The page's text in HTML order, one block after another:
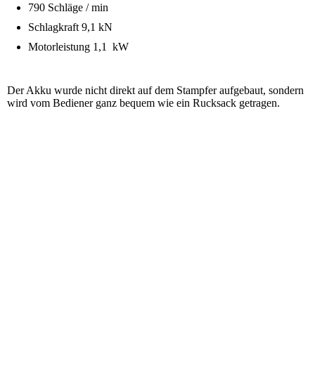
790 Schläge / min
Schlagkraft 9,1 kN
Motorleistung 1,1 kW
Der Akku wurde nicht direkt auf dem Stampfer aufgebaut, sondern
wird vom Bediener ganz bequem wie ein Rucksack getragen.